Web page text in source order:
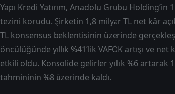
Yapı Kredi Yatırım, Anadolu Grubu Holding’in
tezini korudu. Şirketin 1,8 milyar TL net kâr
TL konsensus beklentisinin üzerinde
öncülüğünde yıllık %41’lik VAFÖK artışı ve
etkili oldu. Konsolide gelirler yıllık %6 artarak
tahmininin %8 üzerinde kaldı.